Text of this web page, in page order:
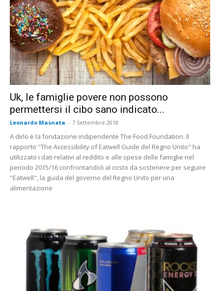
Uk, le famiglie povere non possono
permettersi il cibo sano indicato...
Leonardo Masnata - 7 Settembre 2018
A dirlo è la fondazione indipendente The Food Foundation. Il
rapporto "The Accessibility of Eatwell Guide del Regno Unito" ha
utilizzato i dati relativi al reddito e alle spese delle famiglie nel
periodo 2015/16 confrontandoli al costo da sostenere per seguire
"Eatwell", la guida del governo del Regno Unito per una
alimentazione